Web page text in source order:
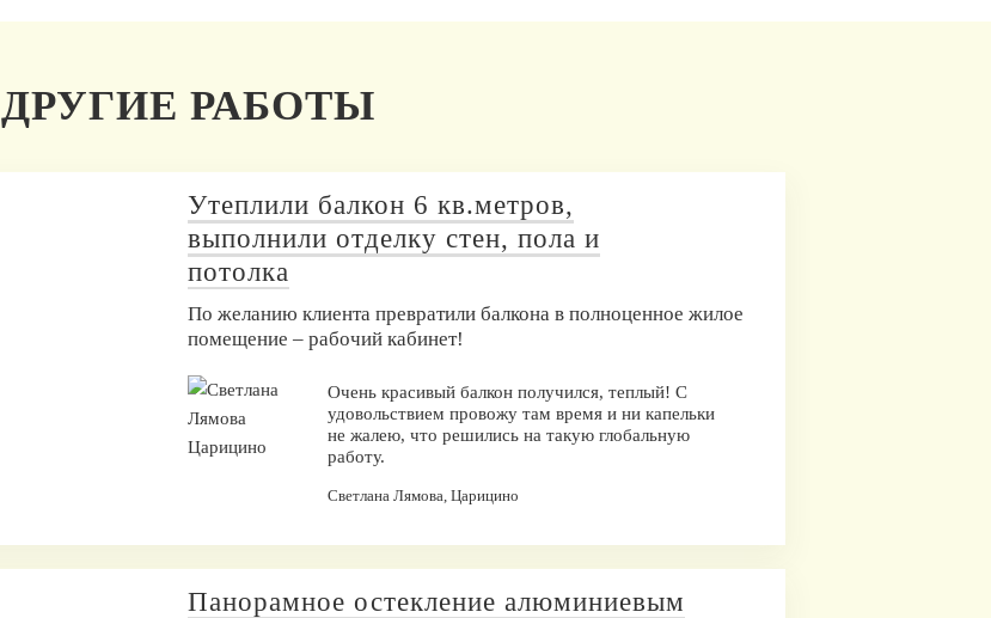
ДРУГИЕ РАБОТЫ
Утеплили балкон 6 кв.метров,
выполнили отделку стен, пола и
потолка
По желанию клиента превратили балкона в полноценное жилое
помещение – рабочий кабинет!
Очень красивый балкон получился, теплый! С
удовольствием провожу там время и ни капельки
не жалею, что решились на такую глобальную
работу.
Светлана Лямова, Царицино
Панорамное остекление алюминиевым